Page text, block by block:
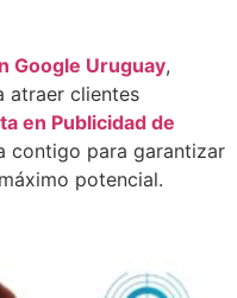
Google Uruguay,
atraer clientes
en Publicidad de
contigo para garantizar
potencial.